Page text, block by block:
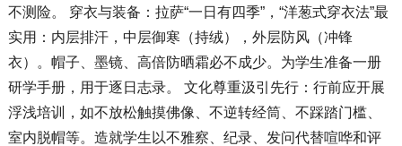
不测险。 穿衣与装备：拉萨“一日有四季”，“洋葱式穿衣法”最
实用：内层排汗，中层御寒（持绒），外层防风（冲锋
衣）。帽子、墨镜、高倍防晒霜必不成少。为学生准备一册
研学手册，用于逐日志录。 文化尊重汲引先行：行前应开展
浮浅培训，如不放松触摸佛像、不逆转经筒、不踩踏门槛、
室内脱帽等。造就学生以不雅察、纪录、发问代替喧哗和评